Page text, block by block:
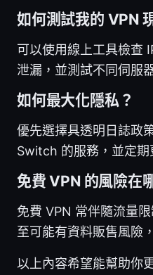
如何測試我的 VPN
可以使用線上工具檢查
泄漏，並測試不同伺服
如何最大化隱私？
優先選擇具透明日誌政
Switch 的服務，並定期
免費 VPN 的風險在
免費 VPN 常伴隨流量
至可能有資料販售風險
以上內容希望能幫助你